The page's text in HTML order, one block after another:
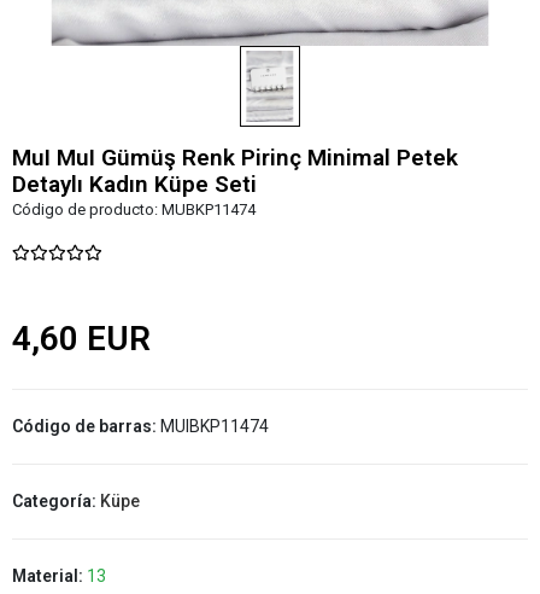
MuI MuI Gümüş Renk Pirinç Minimal Petek
Detaylı Kadın Küpe Seti
Código de producto: MUBKP11474
4,60 EUR
Código de barras: MUIBKP11474
Categoría: Küpe
Material: 13